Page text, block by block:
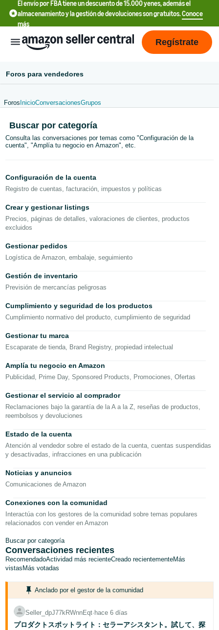
El envío por FBA tiene un descuento de 15.000 yenes, además el
almacenamiento y la gestión de devoluciones son gratuitos.Conoce
más
Español
文
-
Deutsch
- DE
Español
- ES
- FR
Italiano
- IT
한
국
-
日
語
-
English
- JP
Iniciar
Regístrate
Regístrate
Foros para vendedores
Foros InicioConversacionesGrupos
Buscar por categoría
Consulta las conversaciones por temas como "Configuración de la
cuenta", "Amplía tu negocio en Amazon", etc.
Configuración de la cuenta
Registro de cuentas, facturación, impuestos y políticas
Crear y gestionar listings
Precios, páginas de detalles, valoraciones de clientes, productos
excluidos
Gestionar pedidos
Logística de Amazon, embalaje, seguimiento
Gestión de inventario
Previsión de mercancías peligrosas
Cumplimiento y seguridad de los productos
Cumplimiento normativo del producto, cumplimiento de seguridad
Gestionar tu marca
Escaparate de tienda, Brand Registry, propiedad intelectual
Amplía tu negocio en Amazon
Publicidad, Prime Day, Sponsored Products, Promociones, Ofertas
Gestionar el servicio al comprador
Reclamaciones bajo la garantía de la A a la Z, reseñas de productos,
reembolsos y devoluciones
Estado de la cuenta
Atención al vendedor sobre el estado de la cuenta, cuentas suspendidas
y desactivadas, infracciones en una publicación
Noticias y anuncios
Comunicaciones de Amazon
Conexiones con la comunidad
Interactúa con los gestores de la comunidad sobre temas populares
relacionados con vender en Amazon
Buscar por categoría
Conversaciones recientes
RecomendadoActividad más recienteCreado recientementeMás
vistas Más votadas
Anclado por el gestor de la comunidad
Seller_dpJ77kRWnnEqt∙hace 6 días
プロダクトスポットライト：セラーアシスタント。試して、探